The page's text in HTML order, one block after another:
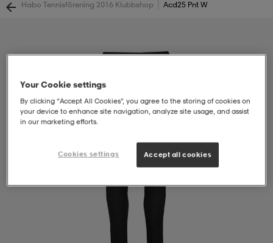
Habo Tennisförening 2016 Klubbshop Acd25 Pnt W
Your Cookie settings
By clicking “Accept All Cookies”, you agree to the storing of cookies on
your device to enhance site navigation, analyze site usage, and assist
in our marketing efforts.
Cookies settings Accept all cookies